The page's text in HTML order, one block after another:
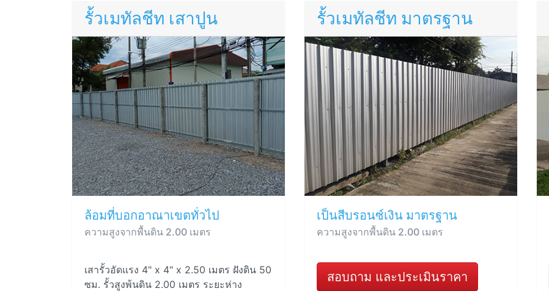
รั้วเมทัลชีท เสาปูน
ล้อมที่บอกอาณาเขตทั่วไป
ความสูงจากพื้นดิน 2.00 เมตร
เสารั้วอัดแรง 4" x 4" x 2.50 เมตร ฝังดิน 50
ซม. รั้วสูงพ้นดิน 2.00 เมตร ระยะห่าง
รั้วเมทัลชีท มาตรฐาน
เป็นสีบรอนซ์เงิน มาตรฐาน
ความสูงจากพื้นดิน 2.00 เมตร
สอบถาม และประเมินราคา